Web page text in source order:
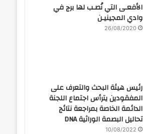
الأفعـى التي نُصـب لها برج في
وادي المجينيـن
26/08/2020
رئيس هيئة البحث والتعرف على
المفقودين يترأس اجتماع اللجنة
الدائمة الخاصة بمراجعة نتائج
تحاليل البصمة الوراثية DNA
10/08/2022